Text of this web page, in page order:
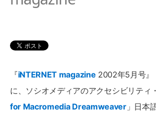
『iNTERNET magazine 2002年5月号』
に、ソシオメディアのアクセシビリティ
for Macromedia Dreamweaver」日本